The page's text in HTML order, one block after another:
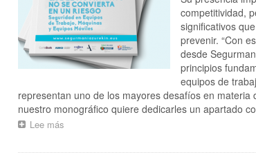
valor
más
alto
desde
2012
competitividad,
significativos
prevenir. “Con
desde
principios
equipos de
representan uno de los mayores desafíos en materia
nuestro monográfico quiere dedicarles un apartado
Lee mássobre
el